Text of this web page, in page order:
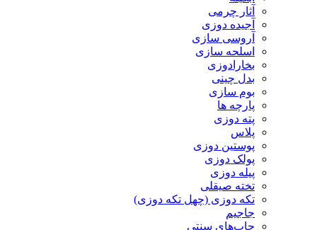
آثار چرمی
آجیده دوزی
آروسی سازی
اسلحه سازی
بخارادوزی
بدل چینی
بوم سازی
پارچه ها
پته دوزی
پلاس
پوستین دوزی
پولک دوزی
پیله دوزی
تخته صیقلی
تکه دوزی (چهل تکه دوزی)
جاجیم
چاپ‌های سنتی